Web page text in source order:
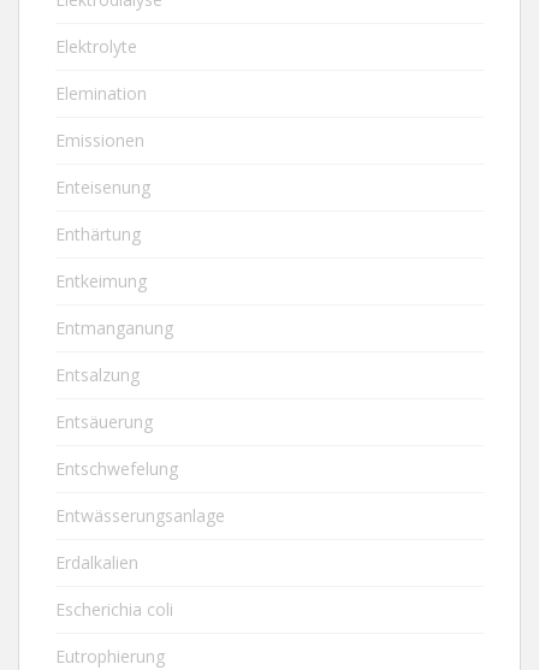
Elektrolyte
Elemination
Emissionen
Enteisenung
Enthärtung
Entkeimung
Entmanganung
Entsalzung
Entsäuerung
Entschwefelung
Entwässerungsanlage
Erdalkalien
Escherichia coli
Eutrophierung